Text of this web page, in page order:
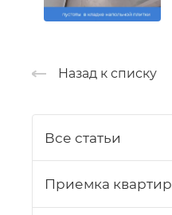
Назад к списку
Все статьи
Приемка квартир